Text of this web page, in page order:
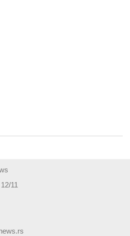
11